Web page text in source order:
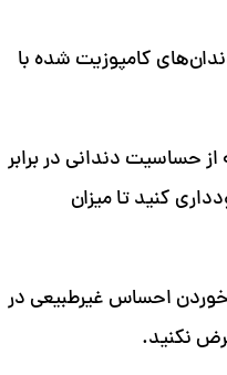
کامپوزیت شده با
ونیر دندان انجام می‌دهند، اظهار دارند که به مدت حدود ۲ تا ۳ هفته از حساسیت دندانی در برابر
کنید تا میزان
احساس غیرطبیعی در
نکنید.